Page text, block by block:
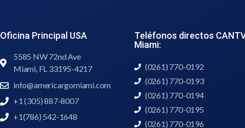
Oficina Principal USA
5585 NW 72nd Ave
Miami, FL 33195-4217
info@americargomiami.com
+1 (305) 887-8007
+1(786) 542-1648
Teléfonos directos
Miami:
(0261) 770-0192
(0261) 770-0193
(0261) 770-0194
(0261) 770-0195
(0261) 770-0196